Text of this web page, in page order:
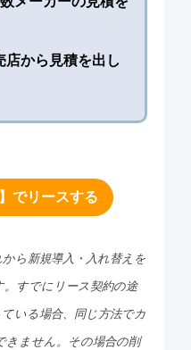
店から見積を出し
でリースする
ら新規導入・入れ替えを
すでにリース契約の途
いる場合、同じ方法でカ
きません。その場合の削